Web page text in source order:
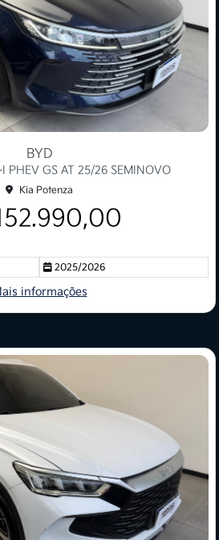
BYD
PHEV GS AT 25/26 SEMINOVO
Kia Potenza
2025/2026
informações